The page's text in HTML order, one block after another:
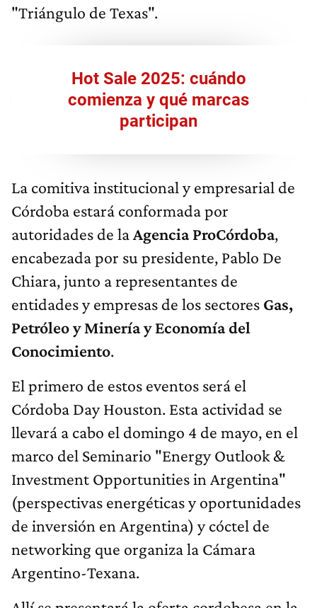
"Triángulo de Texas".
Hot Sale 2025: cuándo
comienza y qué marcas
participan
La comitiva institucional y empresarial de
Córdoba estará conformada por
autoridades de laAgencia ProCórdoba,
encabezada por su presidente, Pablo De
Chiara, junto a representantes de
entidades y empresas de los sectores Gas,
Petróleo y Minería y Economía del
Conocimiento.
El primero de estos eventos será el
Córdoba Day Houston. Esta actividad se
llevará a cabo el domingo 4 de mayo, en el
marco del Seminario "Energy Outlook &
Investment Opportunities in Argentina"
(perspectivas energéticas y oportunidades
de inversión en Argentina) y cóctel de
networking que organiza la Cámara
Argentino-Texana.